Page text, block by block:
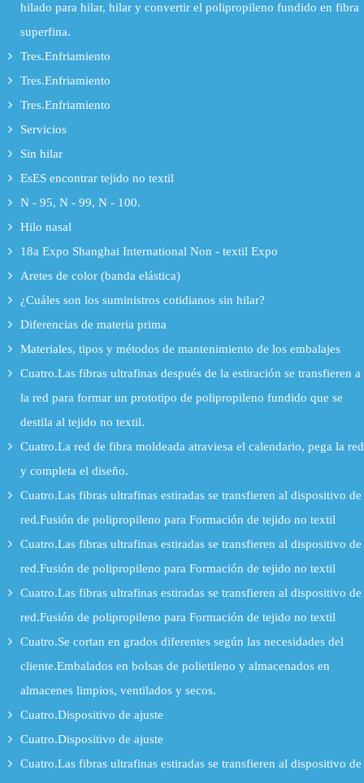
hilado para hilar, hilar y convertir el polipropileno fundido en fibra
superfina.
Tres.Enfriamiento
Tres.Enfriamiento
Tres.Enfriamiento
Servicios
Sin hilar
EsES encontrar tejido no textil
N - 95, N - 99, N - 100.
Hilo nasal
18a Expo Shanghai International Non - textil Expo
Aretes de color (banda elástica)
¿Cuáles son los suministros cotidianos sin hilar?
Diferencias de materia prima
Materiales, tipos y métodos de mantenimiento de los embalajes
Cuatro.Las fibras ultrafinas después de la estiración se transfieren a
la red para formar un prototipo de polipropileno fundido que se
destila al tejido no textil.
Cuatro.La red de fibra moldeada atraviesa el calendario, pega la red
y completa el diseño.
Cuatro.Las fibras ultrafinas estiradas se transfieren al dispositivo de
red.Fusión de polipropileno para Formación de tejido no textil
Cuatro.Las fibras ultrafinas estiradas se transfieren al dispositivo de
red.Fusión de polipropileno para Formación de tejido no textil
Cuatro.Las fibras ultrafinas estiradas se transfieren al dispositivo de
red.Fusión de polipropileno para Formación de tejido no textil
Cuatro.Se cortan en grados diferentes según las necesidades del
cliente.Embalados en bolsas de polietileno y almacenados en
almacenes limpios, ventilados y secos.
Cuatro.Dispositivo de ajuste
Cuatro.Dispositivo de ajuste
Cuatro.Las fibras ultrafinas estiradas se transfieren al dispositivo de